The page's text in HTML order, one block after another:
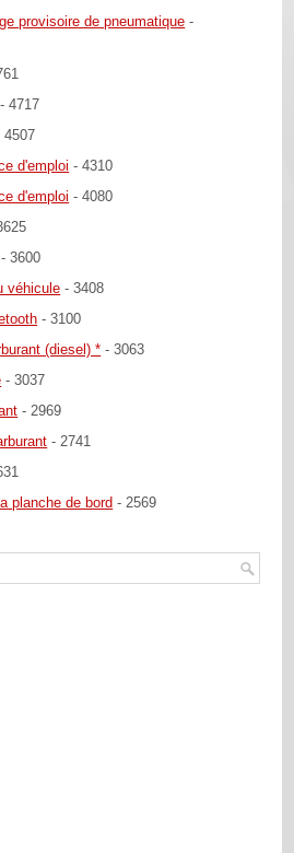
provisoire de pneumatique -
- 4717
4507
d'emploi - 4310
d'emploi - 4080
- 3600
véhicule - 3408
- 3100
(diesel) * - 3063
- 3037
- 2969
- 2741
planche de bord - 2569